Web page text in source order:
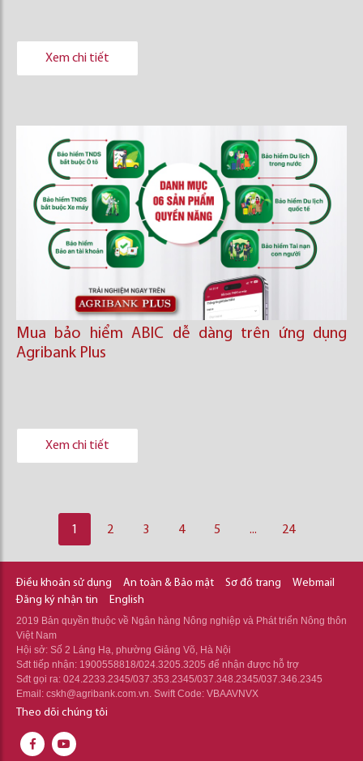
Xem chi tiết
Mua bảo hiểm ABIC dễ dàng trên ứng dụng
Agribank Plus
Xem chi tiết
1 2 3 4 5 ... 24
Điều khoản sử dụng An toàn & Bảo mật Sơ đồ trang
Webmail
Đăng ký nhận tin
English
2019 Bản quyền thuộc về Ngân hàng Nông nghiệp và Phát triển Nông thôn
Việt Nam
Hội sở: Số 2 Láng Hạ, phường Giảng Võ, Hà Nội
Sđt tiếp nhận: 1900558818/024.3205.3205 để nhận được hỗ trợ
Sđt gọi ra: 024.2233.2345/037.353.2345/037.348.2345/037.346.2345
Email: cskh@agribank.com.vn. Swift Code: VBAAVNVX
Theo dõi chúng tôi